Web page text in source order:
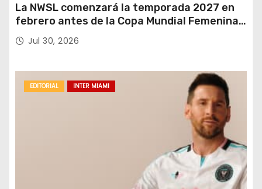
La NWSL comenzará la temporada 2027 en
febrero antes de la Copa Mundial Femenina
del próximo verano.
Jul 30, 2026
EDITORIAL INTER MIAMI